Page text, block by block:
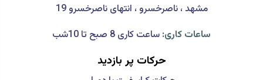
مشهد ، ناصرخسرو ، انتهای ناصرخسرو 19
ساعات کاری: ساعت کاری 8 صبح تا 10شب
حرکات پر بازدید